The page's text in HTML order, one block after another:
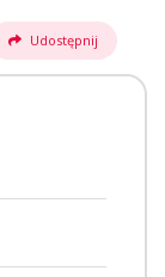
Udostępnij